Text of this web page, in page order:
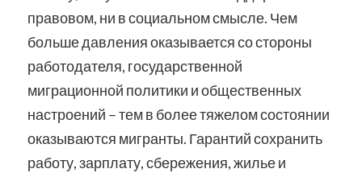
правовом, ни в социальном смысле. Чем
больше давления оказывается со стороны
работодателя, государственной
миграционной политики и общественных
настроений – тем в более тяжелом состоянии
оказываются мигранты. Гарантий сохранить
работу, зарплату, сбережения, жилье и